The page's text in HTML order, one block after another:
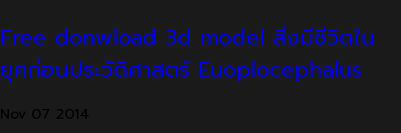
Free donwload 3d model สิ่งมีชีวิตใน
ยุคก่อนประวัติศาสตร์ Euoplocephalus
Nov 07 2014